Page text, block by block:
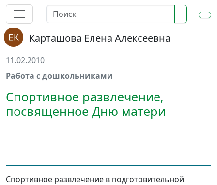
Карташова Елена Алексеевна
11.02.2010
Работа с дошкольниками
Спортивное развлечение,
посвященное Дню матери
Спортивное развлечение в подготовительной